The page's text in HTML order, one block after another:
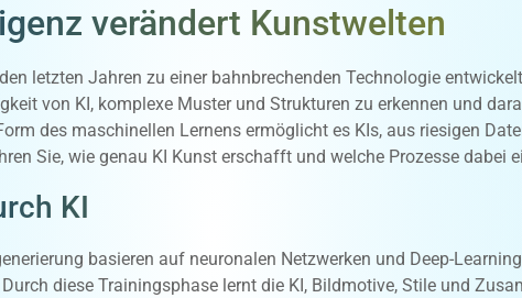
verändert Kunstwelten
letzten Jahren zu einer bahnbrechenden Technologie
von KI, komplexe Muster und Strukturen zu erkennen und
des maschinellen Lernens ermöglicht es KIs, aus riesigen
Sie, wie genau KI Kunst erschafft und welche Prozesse dabei
KI
basieren auf neuronalen Netzwerken und Deep-
diese Trainingsphase lernt die KI, Bildmotive, Stile und